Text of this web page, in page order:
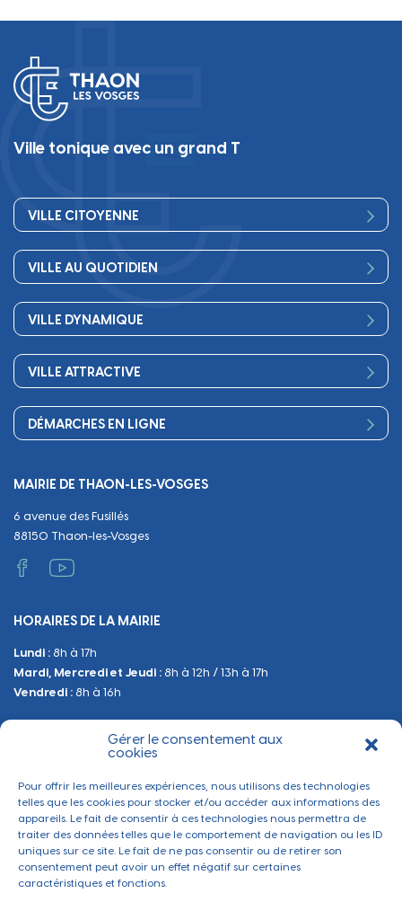
Gérer le consentement aux
cookies
Pour offrir les meilleures expériences, nous utilisons des technologies
telles que les cookies pour stocker et/ou accéder aux informations des
appareils. Le fait de consentir à ces technologies nous permettra de
traiter des données telles que le comportement de navigation ou les ID
uniques sur ce site. Le fait de ne pas consentir ou de retirer son
consentement peut avoir un effet négatif sur certaines
caractéristiques et fonctions.
Ville tonique avec un grand T
VILLE CITOYENNE
Conseil Municipal
Les services de la Mairie
Finances
Démocratie participative
Publications
VILLE AU QUOTIDIEN
Petite enfance
Scolarité
Périscolaire
Séniors, social, santé
Circuler
Emploi
VILLE DYNAMIQUE
Culture
Associations
Equipements
VILLE ATTRACTIVE
Commerces et artisanat
Urbanisme
Tranquillité et sécurité
DÉMARCHES EN LIGNE
Décès
Papiers et citoyenneté
Administratif et technique
Manifestations
Urbanisme
Sanitaire et Sécurité
MAIRIE DE THAON-LES-VOSGES
6 avenue des Fusillés
88150 Thaon-les-Vosges
HORAIRES DE LA MAIRIE
Lundi : 8h à 17h
Mardi, Mercredi et Jeudi : 8h à 12h / 13h à 17h
Vendredi : 8h à 16h
BESOIN D'INFORMATIONS
Contactez-nous